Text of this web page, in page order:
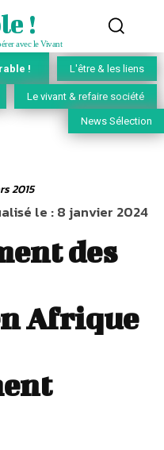
!
avec le Vivant
! L'être & les liens
Le vivant & refaire société
News Sélection
2015
le :8 janvier 2024
des
Afrique